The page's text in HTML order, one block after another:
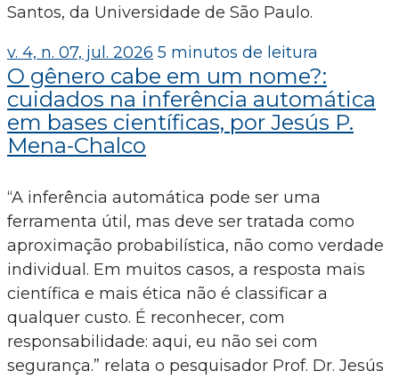
Santos, da Universidade de São Paulo.
v. 4, n. 07, jul. 2026 5 minutos de leitura
O gênero cabe em um nome?:
cuidados na inferência automática
em bases científicas, por Jesús P.
Mena-Chalco
“A inferência automática pode ser uma
ferramenta útil, mas deve ser tratada como
aproximação probabilística, não como verdade
individual. Em muitos casos, a resposta mais
científica e mais ética não é classificar a
qualquer custo. É reconhecer, com
responsabilidade: aqui, eu não sei com
segurança.” relata o pesquisador Prof. Dr. Jesús